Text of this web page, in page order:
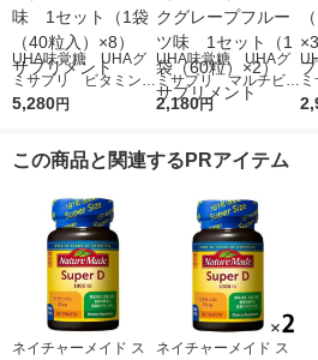
UHA味覚糖 UHAグ
ミサプリ ビタミンD
3（20日分） マスカ
サプリメント
5,280円
UHA味覚糖 UHAグ
ミサプリ マルチビタ
ミン（30日分） ピ
0粒）×2） サプリメ
2,180円
この商品と関連するPRアイテム
ネイチャーメイド ス
ネイチャーメイド ス